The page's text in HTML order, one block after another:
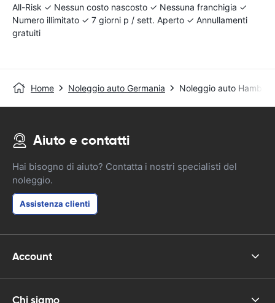
All-Risk ✓ Nessun costo nascosto ✓ Nessuna franchigia ✓
Numero illimitato ✓ 7 giorni p / sett. Aperto ✓ Annullamenti
gratuiti
Home Noleggio auto Germania Noleggio auto
Aiuto e contatti
Hai bisogno di aiuto? Contatta i nostri specialisti del
noleggio.
Assistenza clienti
Account
Chi siamo